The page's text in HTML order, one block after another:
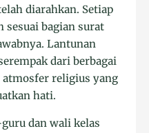
diarahkan. Setiap
sesuai bagian surat
Lantunan
dari berbagai
religius yang
hati.
dan wali kelas